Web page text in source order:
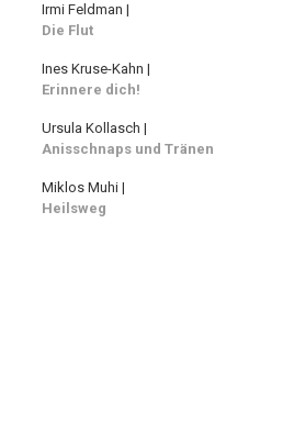
Irmi Feldman |
Die Flut
Ines Kruse-Kahn |
Erinnere dich!
Ursula Kollasch |
Anisschnaps und Tränen
Miklos Muhi |
Heilsweg